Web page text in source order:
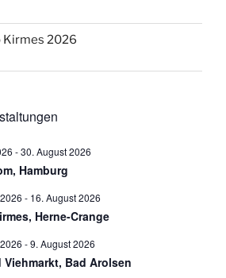
Kirmes 2026
-30. August 2026
Hamburg
- 16. August 2026
Herne-Crange
-9. August 2026
Viehmarkt, Bad Arolsen